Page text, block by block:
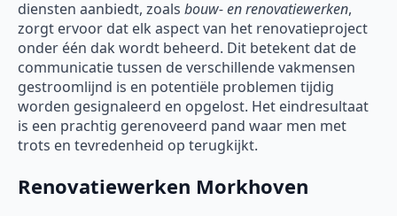
diensten aanbiedt, zoals bouw- en renovatiewerken,
zorgt ervoor dat elk aspect van het renovatieproject
onder één dak wordt beheerd. Dit betekent dat de
communicatie tussen de verschillende vakmensen
gestroomlijnd is en potentiële problemen tijdig
worden gesignaleerd en opgelost. Het eindresultaat
is een prachtig gerenoveerd pand waar men met
trots en tevredenheid op terugkijkt.
Renovatiewerken Morkhoven